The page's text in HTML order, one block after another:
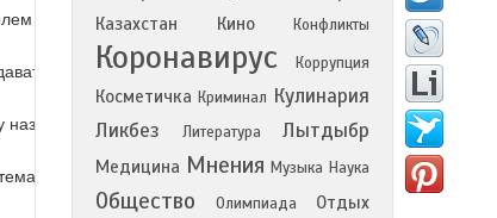
математики в школе
математики,
я сразу решил,
Казахстан Кино Конфликты
Коронавирус Коррупция
Косметичка Криминал Кулинария
Ликбез
Литература Лытдыбр
Медицина Мнения Музыка Наука
Общество Олимпиада
Отдых